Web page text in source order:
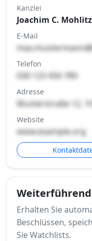
Kanzlei
Joachim C. Mohlitz
E-Mail
Telefon
030 123 456 789
Adresse
Musterstraße 12,
Website
www.example.org
Erhalten Sie
Beschlüssen,
Sie Watchlists.